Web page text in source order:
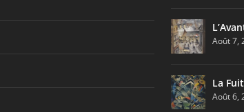
Août 7,
La
Août 6,